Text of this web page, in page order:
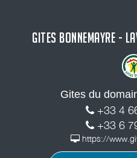
GITES BONNEMAYRE -
Gites du
+33 4
+33 6
https://